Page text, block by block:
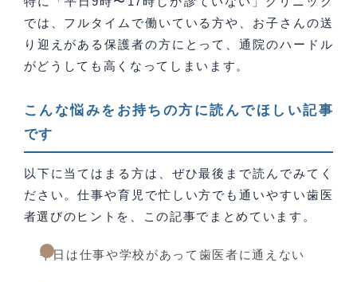
では、フルタイムで働いている方や、お子さんの送
り迎えがある保護者の方にとって、通院のハードル
がどうしても高くなってしまいます。
こんな悩みをお持ちの方に読んでほしい記事
です
以下に当てはまる方は、ぜひ最後まで読んでみてく
ださい。仕事や育児で忙しい方でも通いやすい歯医
者選びのヒントを、この記事でまとめています。
平日は仕事や学校があって歯医者に通えない